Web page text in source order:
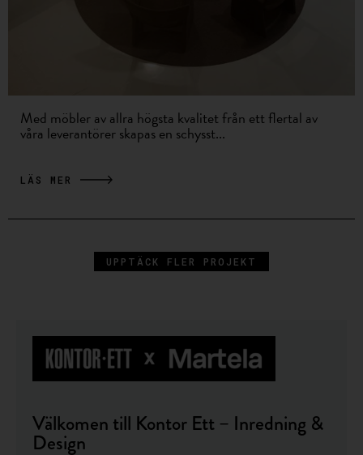
Med möbler av allra högsta kvalitet från ett flertal av
våra leverantörer skapas en schysst...
LÄS MER
UPPTÄCK FLER PROJEKT
Välkomen till Kontor Ett – Inredning &
Design